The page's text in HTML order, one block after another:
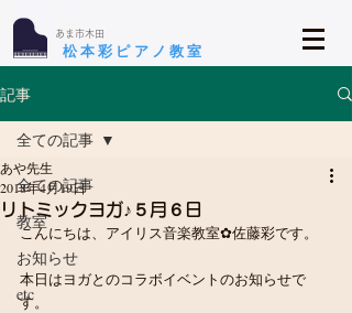
​あま市木田
​松本彩ピアノ教室
記事
全ての記事
教室
お知らせ
etc
全ての記事
リトミックヨガ♪５月６日
あや先生
2018年4月19日
こんにちは、アイリス音楽教室✿佐藤彩です。
本日はヨガとのコラボイベントのお知らせで
す。